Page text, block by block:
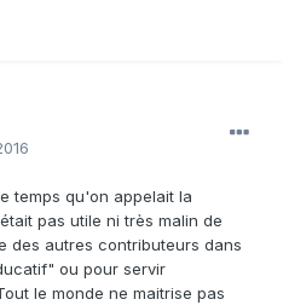
temps qu'on appelait la
pas utile ni très malin de
des autres contributeurs dans
ou pour servir
le monde ne maitrise pas